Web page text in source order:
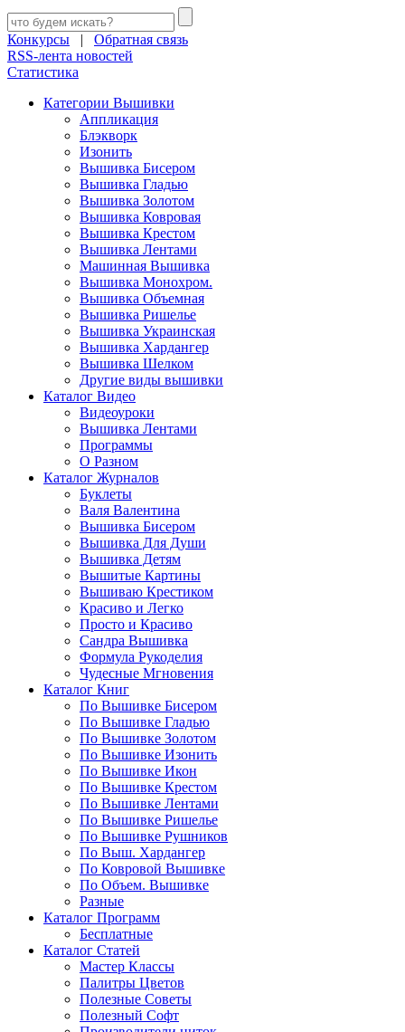
Конкурсы | Обратная связь
RSS-лента новостей
Статистика
Категории Вышивки
Аппликация
Блэкворк
Изонить
Вышивка Бисером
Вышивка Гладью
Вышивка Золотом
Вышивка Ковровая
Вышивка Крестом
Вышивка Лентами
Машинная Вышивка
Вышивка Монохром.
Вышивка Объемная
Вышивка Ришелье
Вышивка Украинская
Вышивка Хардангер
Вышивка Шелком
Другие виды вышивки
Каталог Видео
Видеоуроки
Вышивка Лентами
Программы
О Разном
Каталог Журналов
Буклеты
Валя Валентина
Вышивка Бисером
Вышивка Для Души
Вышивка Детям
Вышитые Картины
Вышиваю Крестиком
Красиво и Легко
Просто и Красиво
Сандра Вышивка
Формула Рукоделия
Чудесные Мгновения
Каталог Книг
По Вышивке Бисером
По Вышивке Гладью
По Вышивке Золотом
По Вышивке Изонить
По Вышивке Икон
По Вышивке Крестом
По Вышивке Лентами
По Вышивке Ришелье
По Вышивке Рушников
По Выш. Хардангер
По Ковровой Вышивке
По Объем. Вышивке
Разные
Каталог Программ
Бесплатные
Каталог Статей
Мастер Классы
Палитры Цветов
Полезные Советы
Полезный Софт